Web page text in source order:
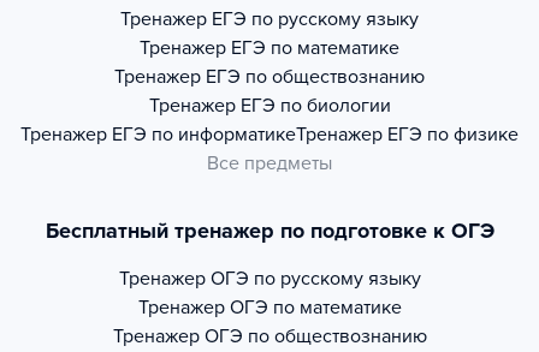
Тренажер ЕГЭ по русскому языку
Тренажер ЕГЭ по математике
Тренажер ЕГЭ по обществознанию
Тренажер ЕГЭ по биологии
Тренажер ЕГЭ по информатикеТренажер ЕГЭ по физике
Все предметы
Бесплатный тренажер по подготовке к ОГЭ
Тренажер ОГЭ по русскому языку
Тренажер ОГЭ по математике
Тренажер ОГЭ по обществознанию